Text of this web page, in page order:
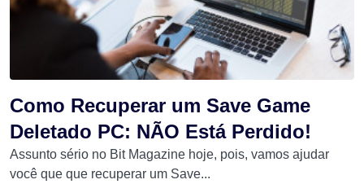
Como Recuperar um Save Game
Deletado PC: NÃO Está Perdido!
Assunto sério no Bit Magazine hoje, pois, vamos ajudar
você que que recuperar um Save...